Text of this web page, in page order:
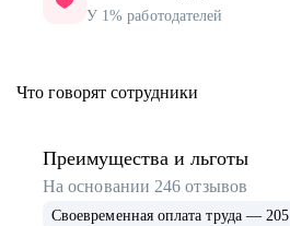
У 1% работодателей
Что говорят сотрудники
Преимущества и льготы
На основании 246 отзывов
Своевременная оплата труда — 205